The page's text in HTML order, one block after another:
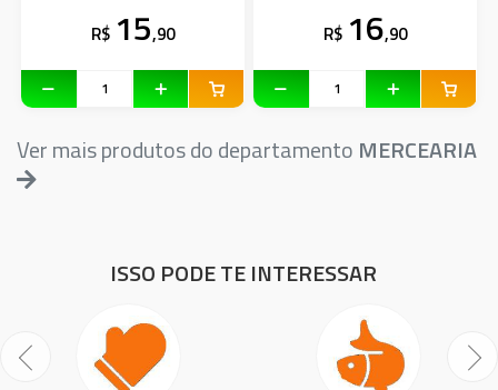
R$ 15,90 R$ 16,90
Ver mais produtos do departamento MERCEARIA
ISSO PODE TE INTERESSAR